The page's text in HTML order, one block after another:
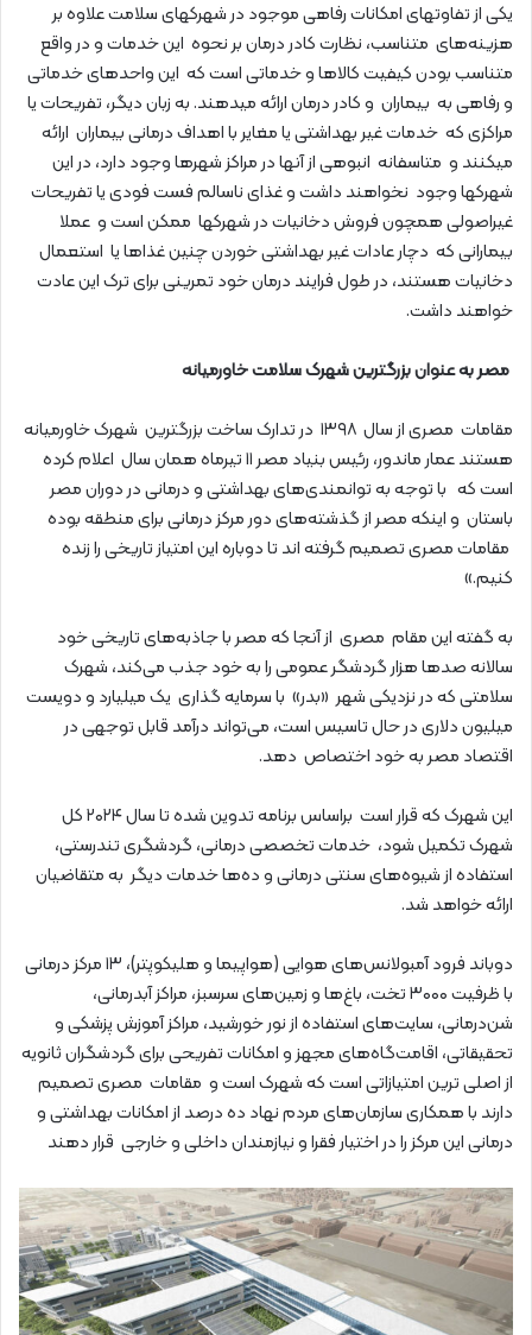
یکی از تفاوتهای امکانات رفاهی موجود در شهرکهای سلامت علاوه بر
هزینه‌های متناسب، نظارت کادر درمان بر نحوه این خدمات و در واقع
متناسب بودن کیفیت کالاها و خدماتی است که این واحدهای خدماتی
و رفاهی به بیماران و کادر درمان ارائه میدهند. به زبان دیگر، تفریحات یا
مراکزی که خدمات غیر بهداشتی یا مغایر با اهداف درمانی بیماران ارائه
میکنند و متاسفانه انبوهی از آنها در مراکز شهرها وجود دارد، در این
شهرکها وجود نخواهند داشت و غذای ناسالم فست فودی یا تفریحات
غیراصولی همچون فروش دخانیات در شهرکها ممکن است و عملا
بیمارانی که دچار عادات غیر بهداشتی خوردن چنین غذاها یا استعمال
دخانیات هستند، در طول فرایند درمان خود تمرینی برای ترک این عادت
خواهند داشت.
مصر به عنوان بزرگترین شهرک سلامت خاورمیانه
مقامات مصری از سال ۱۳۹۸ در تدارک ساخت بزرگترین شهرک خاورمیانه
هستند عمار ماندور، رئیس بنیاد مصر ۱۱ تیرماه همان سال اعلام کرده
است که با توجه به توانمندی‌های بهداشتی و درمانی در دوران مصر
باستان و اینکه مصر از گذشته‌های دور مرکز درمانی برای منطقه بوده
مقامات مصری تصمیم گرفته اند تا دوباره این امتیاز تاریخی را زنده
کنیم.»
به گفته این مقام مصری از آنجا که مصر با جاذبه‌های تاریخی خود
سالانه صدها هزار گردشگر عمومی را به خود جذب می‌کند، شهرک
سلامتی که در نزدیکی شهر «بدر» با سرمایه گذاری یک میلیارد و دویست
میلیون دلاری در حال تاسیس است، می‌تواند درآمد قابل توجهی در
اقتصاد مصر به خود اختصاص دهد.
این شهرک که قرار است براساس برنامه تدوین شده تا سال ۲۰۲۴ کل
شهرک تکمیل شود، خدمات تخصصی درمانی، گردشگری تندرستی،
استفاده از شیوه‌های سنتی درمانی و ده‌ها خدمات دیگر به متقاضیان
ارائه خواهد شد.
دوباند فرود آمبولانس‌های هوایی (هواپیما و هلیکوپتر)، ۱۳ مرکز درمانی
با ظرفیت ۳۰۰۰ تخت، باغ‌ها و زمین‌های سرسبز، مراکز آبدرمانی،
شن‌درمانی، سایت‌های استفاده از نور خورشید، مراکز آموزش پزشکی و
تحقیقاتی، اقامت‌گاه‌های مجهز و امکانات تفریحی برای گردشگران ثانویه
از اصلی ترین امتیازاتی است که شهرک است و مقامات مصری تصمیم
دارند با همکاری سازمان‌های مردم نهاد ده درصد از امکانات بهداشتی و
درمانی این مرکز را در اختیار فقرا و نیازمندان داخلی و خارجی قرار دهند